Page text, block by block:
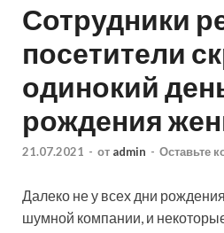
Сотрудники
посетители
одинокий
рождения
21.07.2021 - от admin - Оставьте
Далеко не у всех дни
шумной компании, и